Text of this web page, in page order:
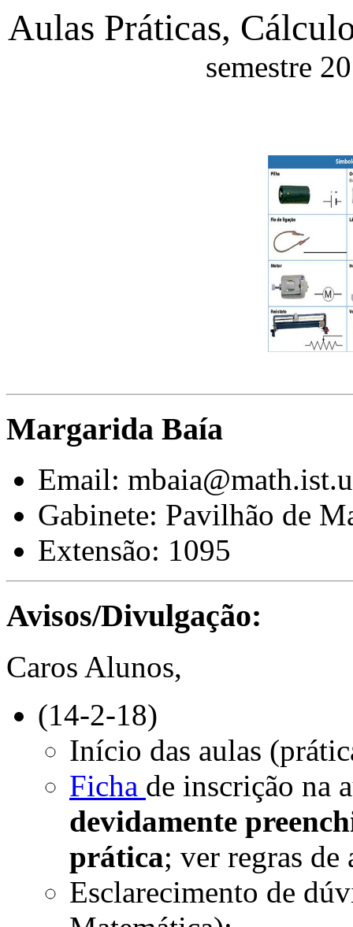
Aulas Práticas,
semestre
Margarida Baía
Email:
Gabinete: Pavilhão de
Extensão: 1095
Avisos/Divulgação:
Caros Alunos,
(14-2-18)
Início das aulas
Ficha de inscrição na
devidamente
prática; ver regras de
Esclarecimento de